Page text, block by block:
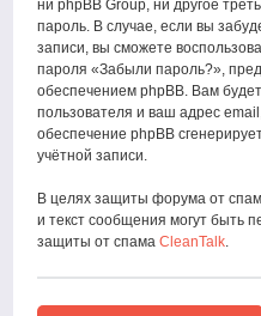
ни phpBB Group, ни другое
пароль. В случае, если вы
записи, вы сможете
пароля «Забыли пароль?»,
обеспечением phpBB. Вам
пользователя и ваш адрес
обеспечение phpBB
учётной записи.
В целях защиты форума от
и текст сообщения могут быть
защиты от спамаCleanTalk.